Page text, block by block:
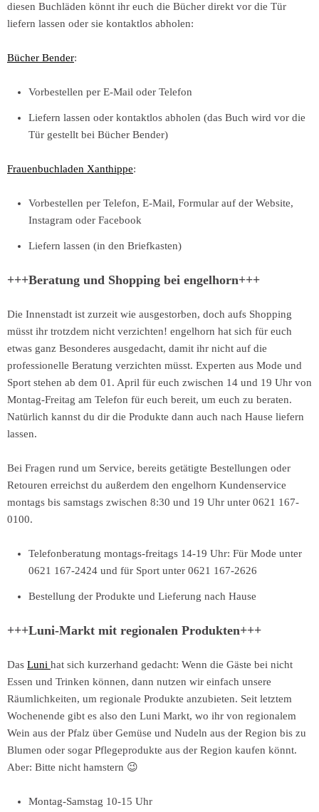
diesen Buchläden könnt ihr euch die Bücher direkt vor die Tür
liefern lassen oder sie kontaktlos abholen:
Bücher Bender:
Vorbestellen per E-Mail oder Telefon
Liefern lassen oder kontaktlos abholen (das Buch wird vor die
Tür gestellt bei Bücher Bender)
Frauenbuchladen Xanthippe:
Vorbestellen per Telefon, E-Mail, Formular auf der Website,
Instagram oder Facebook
Liefern lassen (in den Briefkasten)
+++Beratung und Shopping bei engelhorn+++
Die Innenstadt ist zurzeit wie ausgestorben, doch aufs Shopping
müsst ihr trotzdem nicht verzichten! engelhorn hat sich für euch
etwas ganz Besonderes ausgedacht, damit ihr nicht auf die
professionelle Beratung verzichten müsst. Experten aus Mode und
Sport stehen ab dem 01. April für euch zwischen 14 und 19 Uhr von
Montag-Freitag am Telefon für euch bereit, um euch zu beraten.
Natürlich kannst du dir die Produkte dann auch nach Hause liefern
lassen.
Bei Fragen rund um Service, bereits getätigte Bestellungen oder
Retouren erreichst du außerdem den engelhorn Kundenservice
montags bis samstags zwischen 8:30 und 19 Uhr unter 0621 167-
0100.
Telefonberatung montags-freitags 14-19 Uhr: Für Mode unter
0621 167-2424 und für Sport unter 0621 167-2626
Bestellung der Produkte und Lieferung nach Hause
+++Luni-Markt mit regionalen Produkten+++
Das Luni hat sich kurzerhand gedacht: Wenn die Gäste bei nicht
Essen und Trinken können, dann nutzen wir einfach unsere
Räumlichkeiten, um regionale Produkte anzubieten. Seit letztem
Wochenende gibt es also den Luni Markt, wo ihr von regionalem
Wein aus der Pfalz über Gemüse und Nudeln aus der Region bis zu
Blumen oder sogar Pflegeprodukte aus der Region kaufen könnt.
Aber: Bitte nicht hamstern 😉
Montag-Samstag 10-15 Uhr